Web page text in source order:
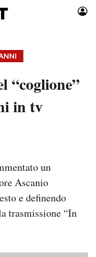
calcio 2026
“coglione”
in tv
un
Ascanio
e definendo
trasmissione “In